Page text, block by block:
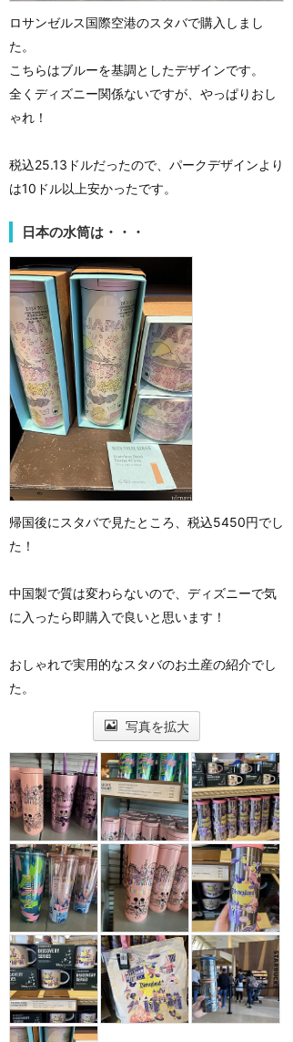
ロサンゼルス国際空港のスタバで購入しまし
た。
こちらはブルーを基調としたデザインです。
全くディズニー関係ないですが、やっぱりおし
ゃれ！
税込25.13ドルだったので、パークデザインより
は10ドル以上安かったです。
日本の水筒は・・・
帰国後にスタバで見たところ、税込5450円でし
た！
中国製で質は変わらないので、ディズニーで気
に入ったら即購入で良いと思います！
おしゃれで実用的なスタバのお土産の紹介でし
た。
写真を拡大